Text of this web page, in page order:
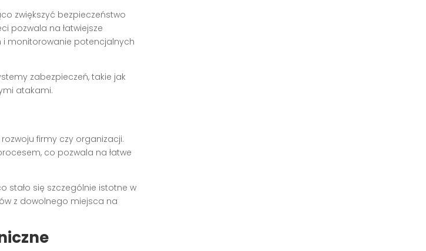
zwiększyć bezpieczeństwo
pozwala na łatwiejsze
i monitorowanie potencjalnych
zabezpieczeń, takie jak
atakami.
firmy czy organizacji.
co pozwala na łatwe
stało się szczególnie istotne w
z dowolnego miejsca na